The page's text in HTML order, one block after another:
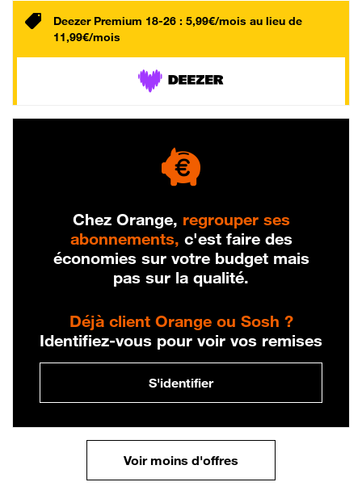
Deezer Premium 18-26 : 5,99€/mois au lieu de
11,99€/mois
Chez Orange, regrouper ses
abonnements, c'est faire des
économies sur votre budget mais
pas sur la qualité.
Déjà client Orange ou Sosh ?
Identifiez-vous pour voir vos remises
S'identifier
Voir moins d'offres